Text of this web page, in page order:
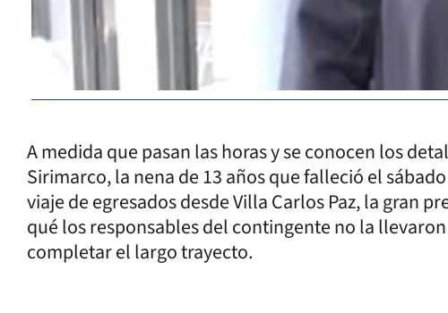
A medida que pasan las horas y se conocen los
Sirimarco, la nena de 13 años que falleció el
viaje de egresados desde Villa Carlos Paz, la gran
qué los responsables del contingente no la
completar el largo trayecto.